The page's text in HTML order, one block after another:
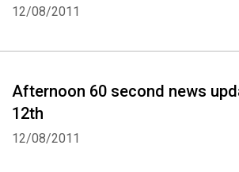
12/08/2011
Afternoon 60 second news
12th
12/08/2011